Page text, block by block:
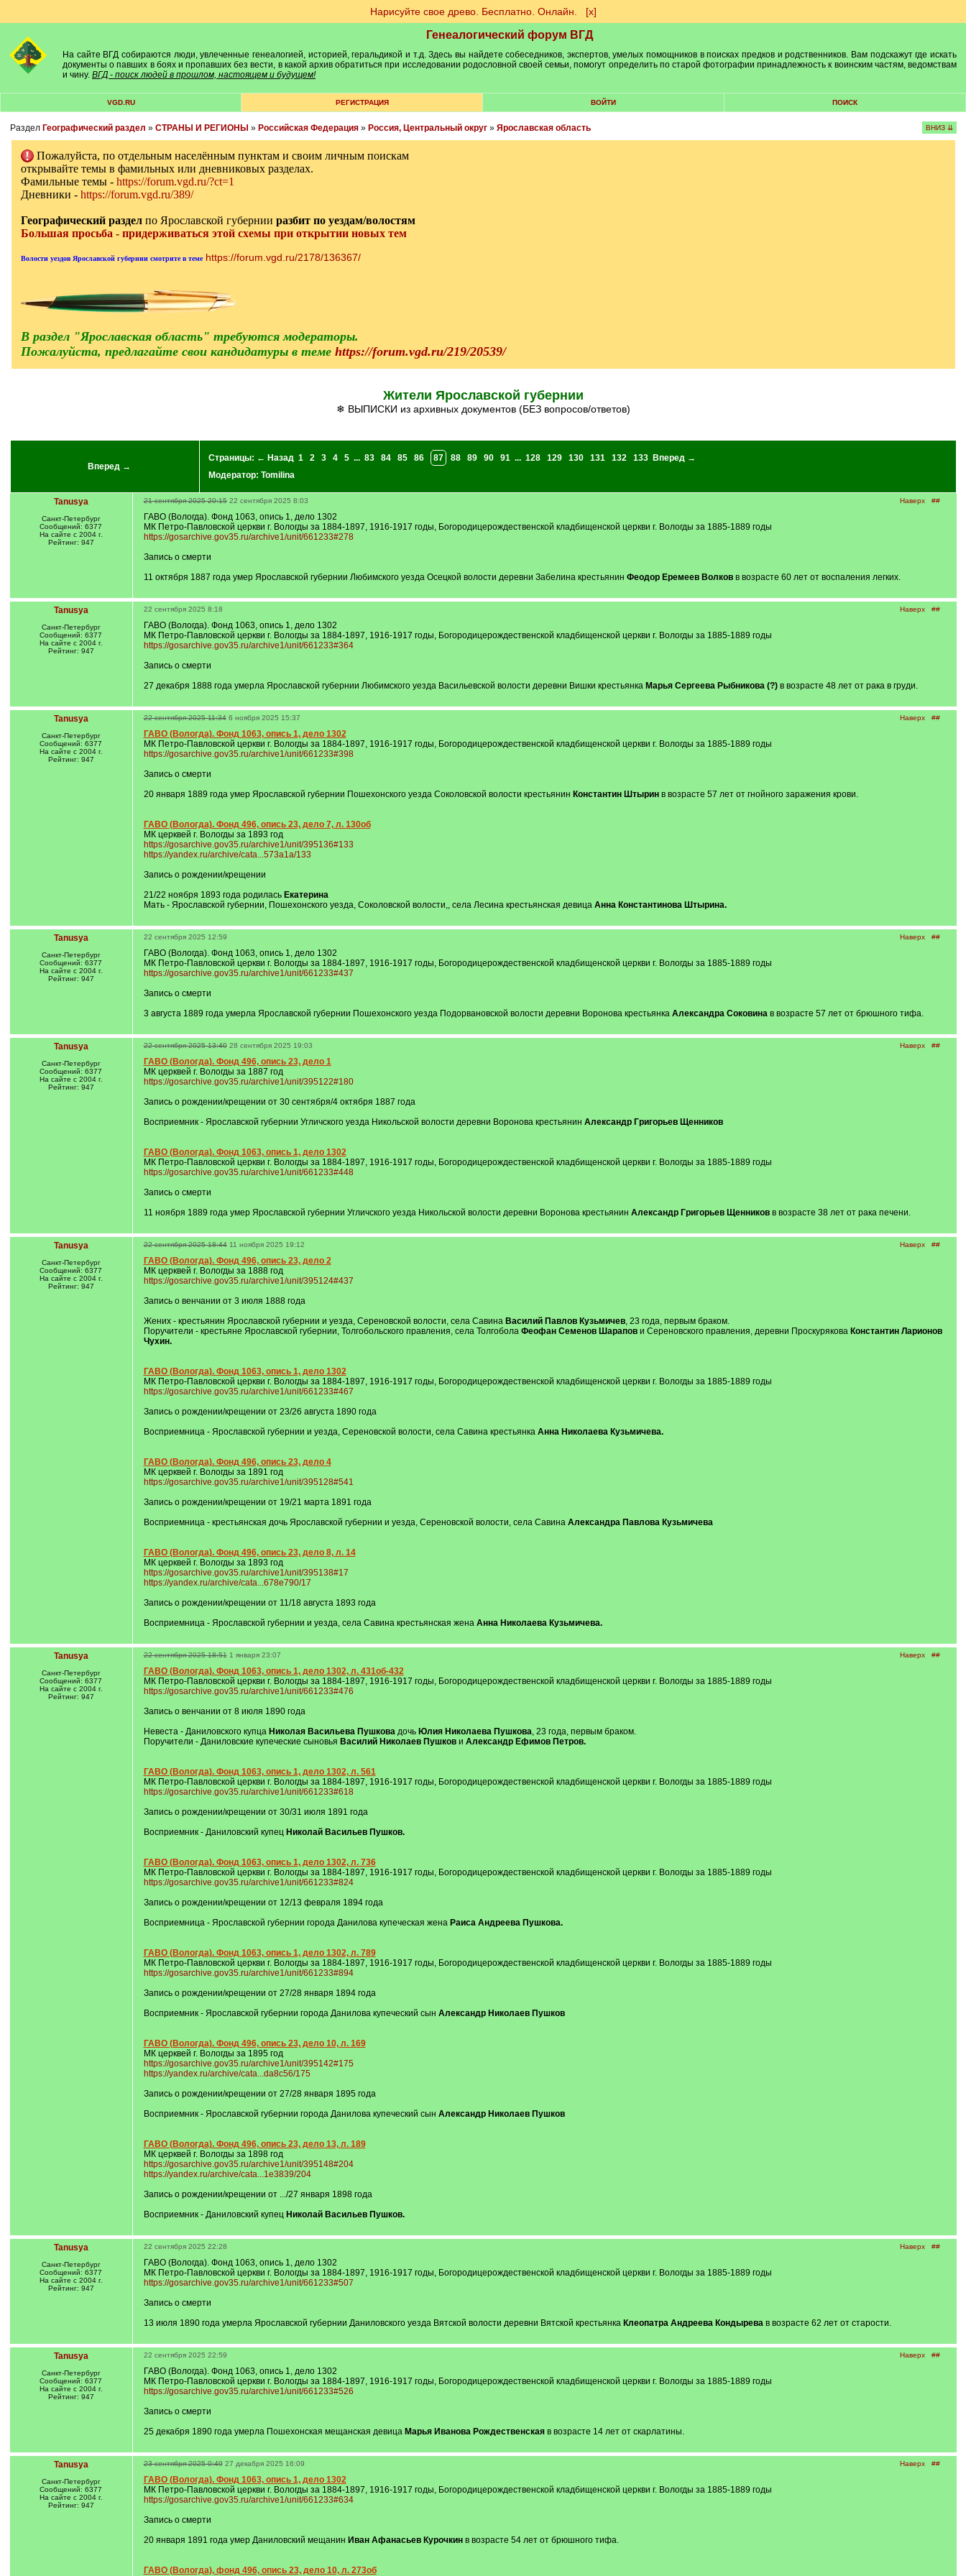
Нарисуйте свое древо. Бесплатно. Онлайн. [х]
Генеалогический форум ВГД
На сайте ВГД собираются люди, увлеченные генеалогией, историей, геральдикой и т.д. Здесь вы найдете собеседников, экспертов, умелых помощников в поисках предков и родственников. Вам подскажут где искать
документы о павших в боях и пропавших без вести, в какой архив обратиться при исследовании родословной своей семьи, помогут определить по старой фотографии принадлежность к воинским частям, ведомствам
и чину. ВГД - поиск людей в прошлом, настоящем и будущем!
VGD.RU РЕГИСТРАЦИЯ ВОЙТИ ПОИСК
Раздел Географический раздел » СТРАНЫ И РЕГИОНЫ » Российская Федерация» Россия, Центральный округ» Ярославская область ВНИЗ ⇊
Пожалуйста, по отдельным населённым пунктам и своим личным поискам
открывайте темы в фамильных или дневниковых разделах.
Фамильные темы - https://forum.vgd.ru/?ct=1
Дневники - https://forum.vgd.ru/389/
Географический разделпо Ярославской губернии разбит по уездам/волостям
Большая просьба - придерживаться этой схемы при открытии новых тем
Волости уездов Ярославской губернии смотрите в теме https://forum.vgd.ru/2178/136367/
В раздел "Ярославская область" требуются модераторы.
Пожалуйста, предлагайте свои кандидатуры в теме https://forum.vgd.ru/219/20539/
Жители Ярославской губернии
❄ ВЫПИСКИ из архивных документов (БЕЗ вопросов/ответов)
Вперед →
Страницы: ← Назад 1 2 3 4 5 ... 83 84 85 86 87 88 89 90 91 ... 128 129 130 131 132 133
Вперед →
Модератор: Tomilina
Tanusya
Санкт-Петербург
Сообщений: 6377
На сайте с 2004 г.
Рейтинг: 947
Наверх ##
21 сентября 2025 20:15 22 сентября 2025 8:03
ГАВО (Вологда). Фонд 1063, опись 1, дело 1302
МК Петро-Павловской церкви г. Вологды за 1884-1897, 1916-1917 годы, Богородицерождественской кладбищенской церкви г. Вологды за 1885-1889 годы
https://gosarchive.gov35.ru/archive1/unit/661233#278
Запись о смерти
11 октября 1887 года умер Ярославской губернии Любимского уезда Осецкой волости деревни Забелина крестьянин Феодор Еремеев Волковв возрасте 60 лет от воспаления легких.
Tanusya
Санкт-Петербург
Сообщений: 6377
На сайте с 2004 г.
Рейтинг: 947
Наверх ##
22 сентября 2025 8:18
ГАВО (Вологда). Фонд 1063, опись 1, дело 1302
МК Петро-Павловской церкви г. Вологды за 1884-1897, 1916-1917 годы, Богородицерождественской кладбищенской церкви г. Вологды за 1885-1889 годы
https://gosarchive.gov35.ru/archive1/unit/661233#364
Запись о смерти
27 декабря 1888 года умерла Ярославской губернии Любимского уезда Васильевской волости деревни Вишки крестьянка Марья Сергеева Рыбникова (?)в возрасте 48 лет от рака в груди.
Tanusya
Санкт-Петербург
Сообщений: 6377
На сайте с 2004 г.
Рейтинг: 947
Наверх ##
22 сентября 2025 11:34 6 ноября 2025 15:37
ГАВО (Вологда). Фонд 1063, опись 1, дело 1302
МК Петро-Павловской церкви г. Вологды за 1884-1897, 1916-1917 годы, Богородицерождественской кладбищенской церкви г. Вологды за 1885-1889 годы
https://gosarchive.gov35.ru/archive1/unit/661233#398
Запись о смерти
20 января 1889 года умер Ярославской губернии Пошехонского уезда Соколовской волости крестьянин Константин Штыринв возрасте 57 лет от гнойного заражения крови.
ГАВО (Вологда). Фонд 496, опись 23, дело 7, л. 130об
МК церквей г. Вологды за 1893 год
https://gosarchive.gov35.ru/archive1/unit/395136#133
https://yandex.ru/archive/cata...573a1a/133
Запись о рождении/крещении
21/22 ноября 1893 года родилась Екатерина
Мать - Ярославской губернии, Пошехонского уезда, Соколовской волости,, села Лесина крестьянская девица Анна Константинова Штырина.
Tanusya
Санкт-Петербург
Сообщений: 6377
На сайте с 2004 г.
Рейтинг: 947
Наверх ##
22 сентября 2025 12:59
ГАВО (Вологда). Фонд 1063, опись 1, дело 1302
МК Петро-Павловской церкви г. Вологды за 1884-1897, 1916-1917 годы, Богородицерождественской кладбищенской церкви г. Вологды за 1885-1889 годы
https://gosarchive.gov35.ru/archive1/unit/661233#437
Запись о смерти
3 августа 1889 года умерла Ярославской губернии Пошехонского уезда Подорвановской волости деревни Воронова крестьянка Александра Соковинав возрасте 57 лет от брюшного тифа.
Tanusya
Санкт-Петербург
Сообщений: 6377
На сайте с 2004 г.
Рейтинг: 947
Наверх ##
22 сентября 2025 13:40 28 сентября 2025 19:03
ГАВО (Вологда). Фонд 496, опись 23, дело 1
МК церквей г. Вологды за 1887 год
https://gosarchive.gov35.ru/archive1/unit/395122#180
Запись о рождении/крещении от 30 сентября/4 октября 1887 года
Восприемник - Ярославской губернии Угличского уезда Никольской волости деревни Воронова крестьянин Александр Григорьев Щенников
ГАВО (Вологда). Фонд 1063, опись 1, дело 1302
МК Петро-Павловской церкви г. Вологды за 1884-1897, 1916-1917 годы, Богородицерождественской кладбищенской церкви г. Вологды за 1885-1889 годы
https://gosarchive.gov35.ru/archive1/unit/661233#448
Запись о смерти
11 ноября 1889 года умер Ярославской губернии Угличского уезда Никольской волости деревни Воронова крестьянин Александр Григорьев Щенниковв возрасте 38 лет от рака печени.
Tanusya
Санкт-Петербург
Сообщений: 6377
На сайте с 2004 г.
Рейтинг: 947
Наверх ##
22 сентября 2025 18:44 11 ноября 2025 19:12
ГАВО (Вологда). Фонд 496, опись 23, дело 2
МК церквей г. Вологды за 1888 год
https://gosarchive.gov35.ru/archive1/unit/395124#437
Запись о венчании от 3 июля 1888 года
Жених - крестьянин Ярославской губернии и уезда, Сереновской волости, села Савина Василий Павлов Кузьмичев, 23 года, первым браком.
Поручители - крестьяне Ярославской губернии, Толгобольского правления, села Толгобола Феофан Семенов Шарапови Сереновского правления, деревни Проскурякова Константин Ларионов
Чухин.
ГАВО (Вологда). Фонд 1063, опись 1, дело 1302
МК Петро-Павловской церкви г. Вологды за 1884-1897, 1916-1917 годы, Богородицерождественской кладбищенской церкви г. Вологды за 1885-1889 годы
https://gosarchive.gov35.ru/archive1/unit/661233#467
Запись о рождении/крещении от 23/26 августа 1890 года
Восприемница - Ярославской губернии и уезда, Сереновской волости, села Савина крестьянка Анна Николаева Кузьмичева.
ГАВО (Вологда). Фонд 496, опись 23, дело 4
МК церквей г. Вологды за 1891 год
https://gosarchive.gov35.ru/archive1/unit/395128#541
Запись о рождении/крещении от 19/21 марта 1891 года
Восприемница - крестьянская дочь Ярославской губернии и уезда, Сереновской волости, села Савина Александра Павлова Кузьмичева
ГАВО (Вологда). Фонд 496, опись 23, дело 8, л. 14
МК церквей г. Вологды за 1893 год
https://gosarchive.gov35.ru/archive1/unit/395138#17
https://yandex.ru/archive/cata...678e790/17
Запись о рождении/крещении от 11/18 августа 1893 года
Восприемница - Ярославской губернии и уезда, села Савина крестьянская жена Анна Николаева Кузьмичева.
Tanusya
Санкт-Петербург
Сообщений: 6377
На сайте с 2004 г.
Рейтинг: 947
Наверх ##
22 сентября 2025 18:51 1 января 23:07
ГАВО (Вологда). Фонд 1063, опись 1, дело 1302, л. 431об-432
МК Петро-Павловской церкви г. Вологды за 1884-1897, 1916-1917 годы, Богородицерождественской кладбищенской церкви г. Вологды за 1885-1889 годы
https://gosarchive.gov35.ru/archive1/unit/661233#476
Запись о венчании от 8 июля 1890 года
Невеста - Даниловского купца Николая Васильева Пушковадочь Юлия Николаева Пушкова, 23 года, первым браком.
Поручители - Даниловские купеческие сыновья Василий Николаев Пушкови Александр Ефимов Петров.
ГАВО (Вологда). Фонд 1063, опись 1, дело 1302, л. 561
МК Петро-Павловской церкви г. Вологды за 1884-1897, 1916-1917 годы, Богородицерождественской кладбищенской церкви г. Вологды за 1885-1889 годы
https://gosarchive.gov35.ru/archive1/unit/661233#618
Запись о рождении/крещении от 30/31 июля 1891 года
Восприемник - Даниловский купец Николай Васильев Пушков.
ГАВО (Вологда). Фонд 1063, опись 1, дело 1302, л. 736
МК Петро-Павловской церкви г. Вологды за 1884-1897, 1916-1917 годы, Богородицерождественской кладбищенской церкви г. Вологды за 1885-1889 годы
https://gosarchive.gov35.ru/archive1/unit/661233#824
Запись о рождении/крещении от 12/13 февраля 1894 года
Восприемница - Ярославской губернии города Данилова купеческая жена Раиса Андреева Пушкова.
ГАВО (Вологда). Фонд 1063, опись 1, дело 1302, л. 789
МК Петро-Павловской церкви г. Вологды за 1884-1897, 1916-1917 годы, Богородицерождественской кладбищенской церкви г. Вологды за 1885-1889 годы
https://gosarchive.gov35.ru/archive1/unit/661233#894
Запись о рождении/крещении от 27/28 января 1894 года
Восприемник - Ярославской губернии города Данилова купеческий сын Александр Николаев Пушков
ГАВО (Вологда). Фонд 496, опись 23, дело 10, л. 169
МК церквей г. Вологды за 1895 год
https://gosarchive.gov35.ru/archive1/unit/395142#175
https://yandex.ru/archive/cata...da8c56/175
Запись о рождении/крещении от 27/28 января 1895 года
Восприемник - Ярославской губернии города Данилова купеческий сын Александр Николаев Пушков
ГАВО (Вологда). Фонд 496, опись 23, дело 13, л. 189
МК церквей г. Вологды за 1898 год
https://gosarchive.gov35.ru/archive1/unit/395148#204
https://yandex.ru/archive/cata...1e3839/204
Запись о рождении/крещении от .../27 января 1898 года
Восприемник - Даниловский купец Николай Васильев Пушков.
Tanusya
Санкт-Петербург
Сообщений: 6377
На сайте с 2004 г.
Рейтинг: 947
Наверх ##
22 сентября 2025 22:28
ГАВО (Вологда). Фонд 1063, опись 1, дело 1302
МК Петро-Павловской церкви г. Вологды за 1884-1897, 1916-1917 годы, Богородицерождественской кладбищенской церкви г. Вологды за 1885-1889 годы
https://gosarchive.gov35.ru/archive1/unit/661233#507
Запись о смерти
13 июля 1890 года умерла Ярославской губернии Даниловского уезда Вятской волости деревни Вятской крестьянка Клеопатра Андреева Кондыревав возрасте 62 лет от старости.
Tanusya
Санкт-Петербург
Сообщений: 6377
На сайте с 2004 г.
Рейтинг: 947
Наверх ##
22 сентября 2025 22:59
ГАВО (Вологда). Фонд 1063, опись 1, дело 1302
МК Петро-Павловской церкви г. Вологды за 1884-1897, 1916-1917 годы, Богородицерождественской кладбищенской церкви г. Вологды за 1885-1889 годы
https://gosarchive.gov35.ru/archive1/unit/661233#526
Запись о смерти
25 декабря 1890 года умерла Пошехонская мещанская девица Марья Иванова Рождественскаяв возрасте 14 лет от скарлатины.
Tanusya
Санкт-Петербург
Сообщений: 6377
На сайте с 2004 г.
Рейтинг: 947
Наверх ##
23 сентября 2025 0:49 27 декабря 2025 16:09
ГАВО (Вологда). Фонд 1063, опись 1, дело 1302
МК Петро-Павловской церкви г. Вологды за 1884-1897, 1916-1917 годы, Богородицерождественской кладбищенской церкви г. Вологды за 1885-1889 годы
https://gosarchive.gov35.ru/archive1/unit/661233#634
Запись о смерти
20 января 1891 года умер Даниловский мещанин Иван Афанасьев Курочкинв возрасте 54 лет от брюшного тифа.
ГАВО (Вологда), фонд 496, опись 23, дело 10, л. 273об